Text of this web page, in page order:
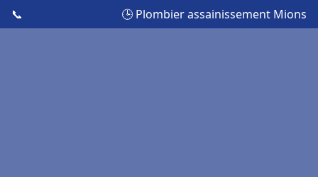
📞 🕒 Plombier assainissement Mions